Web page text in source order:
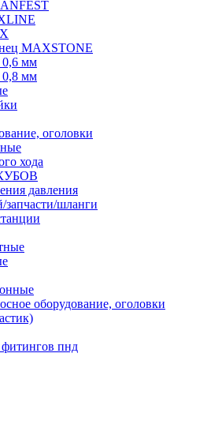
MAXSTONE
0,6 мм
0,8 мм
оголовки
хода
давления
шланги
оборудование, оголовки
пнд